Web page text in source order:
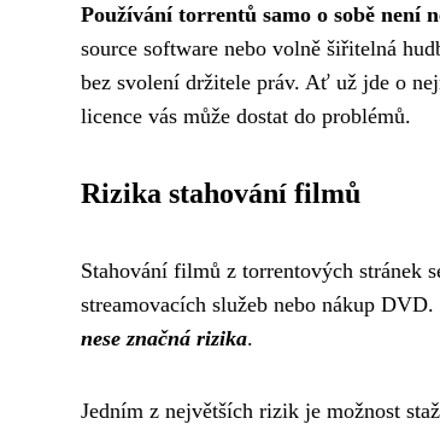
Používání torrentů samo o sobě není
source software nebo volně šiřitelná
bez svolení držitele práv. Ať už jde o
licence vás může dostat do problémů.
Rizika stahování filmů
Stahování filmů z torrentových stránek
streamovacích služeb nebo nákup
nese značná rizika.
Jedním z největších rizik je možnost